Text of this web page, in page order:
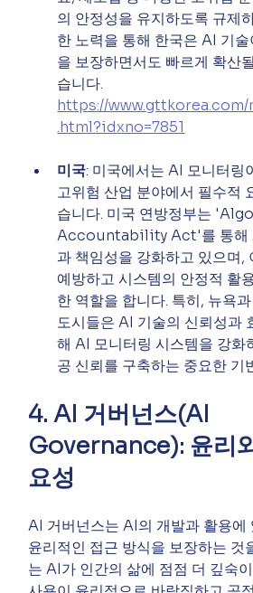
의 안정성을 유지하도록 규제
한 노력을 통해 한국은 AI 기
을 보장하면서도 빠르게 확산
습니다.
https://
.html?idxno=7851
미국: 미국에서는 AI 모니터링
고위험 산업 분야에서 필수적
습니다. 미국 연방정부는
Accountability Act'를 통해
과 책임성을 강화하고 있으며,
예방하고 시스템의 안정적 활
한 역할을 합니다. 특히, 뉴욕
도시들은 AI 기술의 신뢰성과
해 AI 모니터링 시스템을 강화
공 신뢰를 구축하는 중요한 기
4. AI 거버넌스(AI
Governance): 윤리
요성
AI 거버넌스는 AI의 개발과 활용에
윤리적인 접근 방식을 보장하는 것
는 AI가 인간의 삶에 점점 더 깊숙